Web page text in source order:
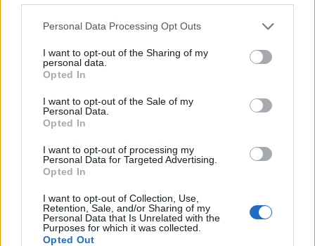
Personal Data Processing Opt Outs
I want to opt-out of the Sharing of my
personal data.
Opted In
I want to opt-out of the Sale of my
Personal Data.
Opted In
I want to opt-out of processing my
Personal Data for Targeted Advertising.
Opted In
I want to opt-out of Collection, Use,
Retention, Sale, and/or Sharing of my
Personal Data that Is Unrelated with the
Purposes for which it was collected.
Opted Out
mögé és közben keresem az embert, a nőt a jól legyártott álarcok
cikkeket és apró vicces történeteket.
KAPCSOLÓDÓ CIKKEK
Bivalytej és vino rosso 9.rész
Heti horoszkóp december 15-21-ig